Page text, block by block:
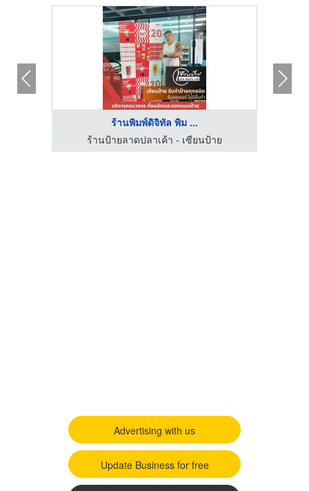
ร้านพิมพ์ดิจิทัล พิม ...
ร้านป้ายลาดปลาเค้า - เซียนป้าย
Advertising with us
Update Business for free